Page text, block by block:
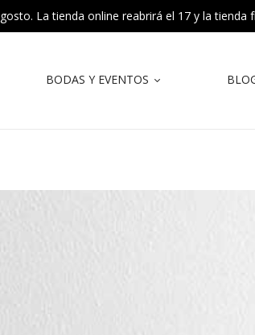
La tienda online reabrirá el 17 y la
BODAS Y EVENTOS